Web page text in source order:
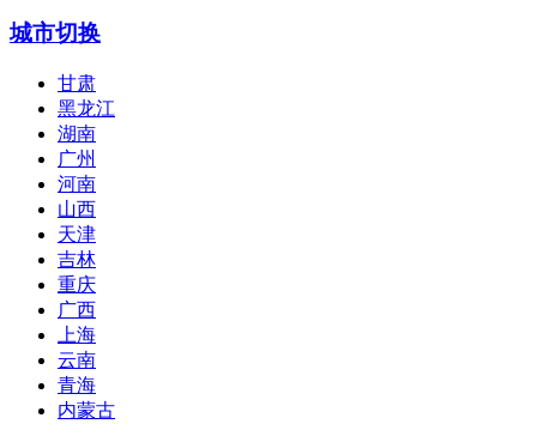
城市切换
甘肃
黑龙江
湖南
广州
河南
山西
天津
吉林
重庆
广西
上海
云南
青海
内蒙古